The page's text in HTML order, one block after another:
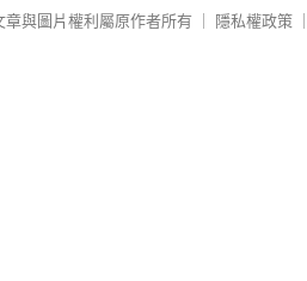
章與圖片權利屬原作者所有 隱私權政策